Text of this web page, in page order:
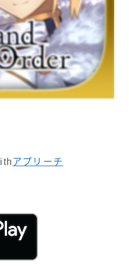
アプリーチ